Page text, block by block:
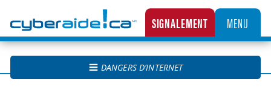
LA CENTRALE CANADIENNE DE SIGNALEMENT DES CAS D’EXPLOITATION SEXUELLE
SIGNALEMENT MENU
DANGERS D’INTERNET